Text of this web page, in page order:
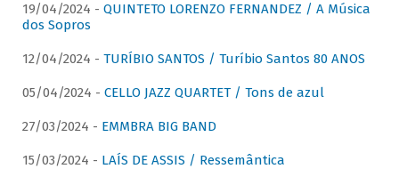
19/04/2024 - QUINTETO LORENZO FERNANDEZ / A Música
dos Sopros
12/04/2024 - TURÍBIO SANTOS / Turíbio Santos 80 ANOS
05/04/2024 - CELLO JAZZ QUARTET / Tons de azul
27/03/2024 - EMMBRA BIG BAND
15/03/2024 - LAÍS DE ASSIS / Ressemântica